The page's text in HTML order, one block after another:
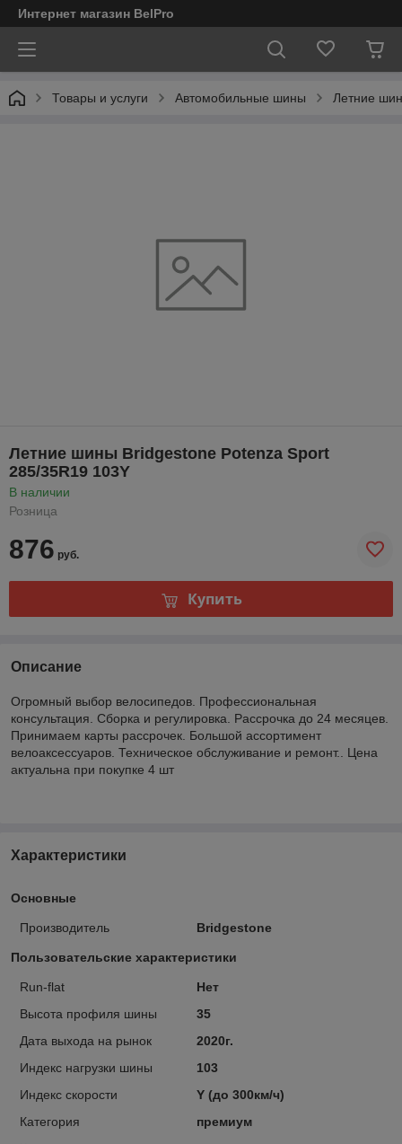
Интернет магазин BelPro
Товары и услуги Автомобильные шины Летние
Летние шины Bridgestone Potenza Sport
285/35R19 103Y
В наличии
Розница
876 руб.
Купить
Описание
Огромный выбор велосипедов. Профессиональная
консультация. Сборка и регулировка. Рассрочка до 24 месяцев.
Принимаем карты рассрочек. Большой ассортимент
велоаксессуаров. Техническое обслуживание и ремонт.. Цена
актуальна при покупке 4 шт
Характеристики
Основные
Производитель Bridgestone
Пользовательские характеристики
Run-flat
Нет
Высота профиля шины
35
Дата выхода на рынок
2020г.
Индекс нагрузки шины
103
Индекс скорости
Y (до 300км/ч)
Категория
премиум